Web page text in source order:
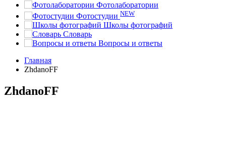
Фотолаборатории
Фотостудии NEW
Школы фотографий
Словарь
Вопросы и ответы
Главная
ZhdanoFF
ZhdanoFF